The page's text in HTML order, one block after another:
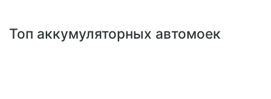
Топ аккумуляторных автомоек